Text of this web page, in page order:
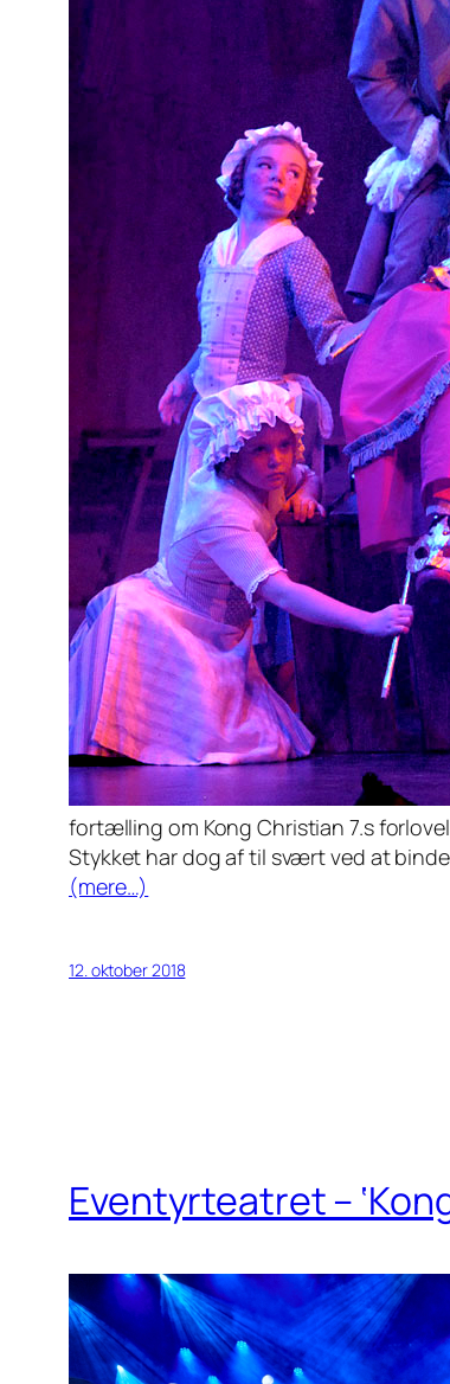
fortælling om Kong Christian 7.s
Stykket har dog af til svært ved at
(mere…)
12. oktober 2018
Eventyrteatret –